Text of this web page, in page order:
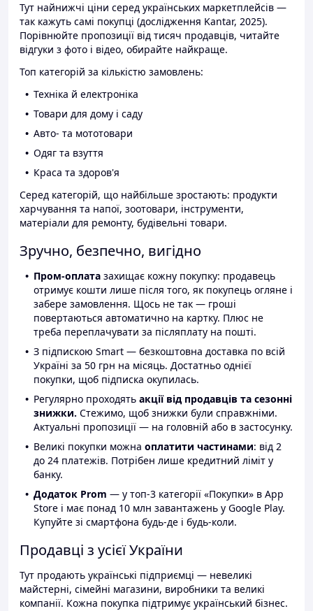
Тут найнижчі ціни серед українських маркетплейсів —
так кажуть самі покупці (дослідження Kantar, 2025).
Порівнюйте пропозиції від тисяч продавців, читайте
відгуки з фото і відео, обирайте найкраще.
Топ категорій за кількістю замовлень:
Техніка й електроніка
Товари для дому і саду
Авто- та мототовари
Одяг та взуття
Краса та здоров'я
Серед категорій, що найбільше зростають: продукти
харчування та напої, зоотовари, інструменти,
матеріали для ремонту, будівельні товари.
Зручно, безпечно, вигідно
Пром-оплата захищає кожну покупку: продавець
отримує кошти лише після того, як покупець огляне і
забере замовлення. Щось не так — гроші
повертаються автоматично на картку. Плюс не
треба переплачувати за післяплату на пошті.
З підпискою Smart — безкоштовна доставка по всій
Україні за 50 грн на місяць. Достатньо однієї
покупки, щоб підписка окупилась.
Регулярно проходять акції від продавців та сезонні
знижки. Стежимо, щоб знижки були справжніми.
Актуальні пропозиції — на головній або в застосунку.
Великі покупки можна оплатити частинами: від 2
до 24 платежів. Потрібен лише кредитний ліміт у
банку.
Додаток Prom — у топ-3 категорії «Покупки» в App
Store і має понад 10 млн завантажень у Google Play.
Купуйте зі смартфона будь-де і будь-коли.
Продавці з усієї України
Тут продають українські підприємці — невеликі
майстерні, сімейні магазини, виробники та великі
компанії. Кожна покупка підтримує український бізнес.